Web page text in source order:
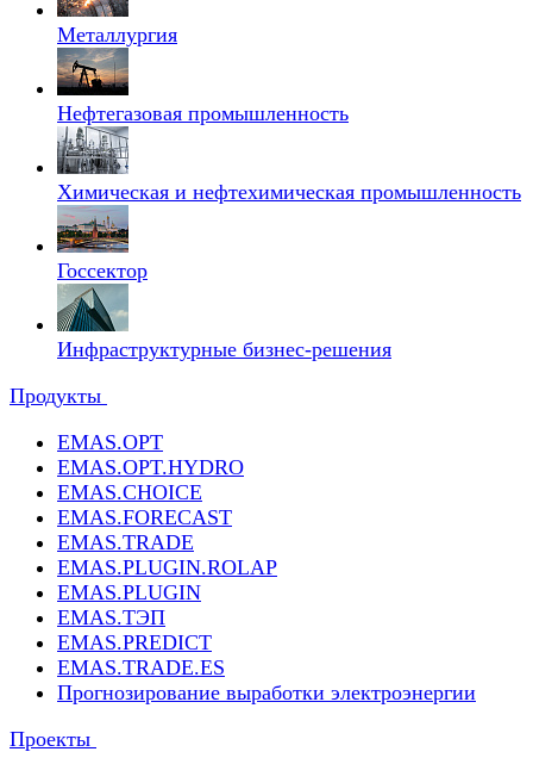
Металлургия
Нефтегазовая промышленность
Химическая и нефтехимическая промышленность
Госсектор
Инфраструктурные бизнес-решения
Продукты
EMAS.OPT
EMAS.OPT.HYDRO
EMAS.CHOICE
EMAS.FORECAST
EMAS.TRADE
EMAS.PLUGIN.ROLAP
EMAS.PLUGIN
EMAS.ТЭП
EMAS.PREDICT
EMAS.TRADE.ES
Прогнозирование выработки электроэнергии
Проекты